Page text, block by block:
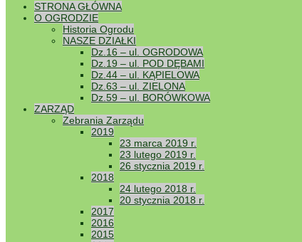
STRONA GŁÓWNA
O OGRODZIE
Historia Ogrodu
NASZE DZIAŁKI
Dz.16 – ul. OGRODOWA
Dz.19 – ul. POD DĘBAMI
Dz.44 – ul. KĄPIELOWA
Dz.63 – ul. ZIELONA
Dz.59 – ul. BORÓWKOWA
ZARZĄD
Zebrania Zarządu
2019
23 marca 2019 r.
23 lutego 2019 r.
26 stycznia 2019 r.
2018
24 lutego 2018 r.
20 stycznia 2018 r.
2017
2016
2015